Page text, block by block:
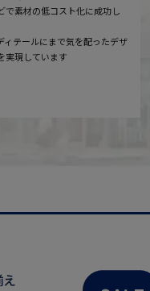
で素材の低コスト化に成功し
ィテールにまで気を配ったデザ
実現しています